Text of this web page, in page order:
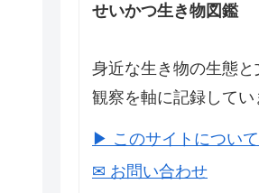
せいかつ生き物図鑑
身近な生き物の生態と
観察を軸に記録してい
▶ このサイトについて
✉ お問い合わせ